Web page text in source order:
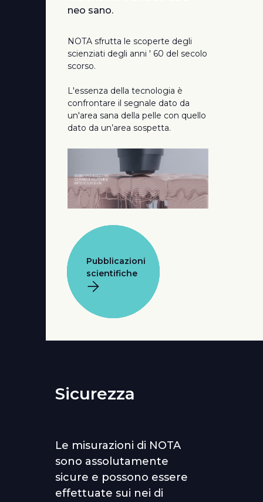
NOTA sfrutta le scoperte degli
scienziati degli anni ' 60 del secolo
scorso.
L'essenza della tecnologia è
confrontare il segnale dato da
un'area sana della pelle con quello
dato da un’area sospetta.
neo sano.
Pubblicazioni
scientifiche
Sicurezza
Le misurazioni di NOTA
sono assolutamente
sicure e possono essere
effettuate sui nei di